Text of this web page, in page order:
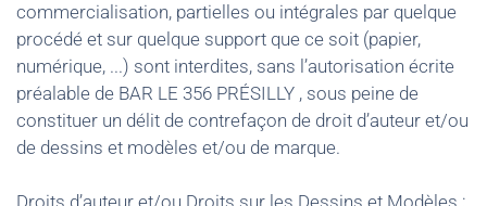
commercialisation, partielles ou intégrales par quelque
procédé et sur quelque support que ce soit (papier,
numérique, ...) sont interdites, sans l’autorisation écrite
préalable de BAR LE 356 PRÉSILLY , sous peine de
constituer un délit de contrefaçon de droit d’auteur et/ou
de dessins et modèles et/ou de marque.
Droits d’auteur et/ou Droits sur les Dessins et Modèles :